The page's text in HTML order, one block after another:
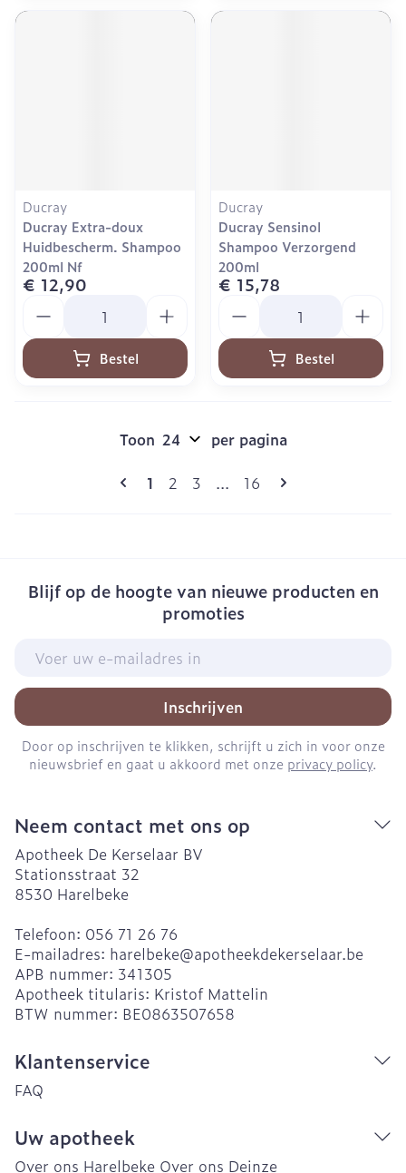
Ducray
Ducray Extra-doux
Huidbescherm. Shampoo
200ml Nf
€ 12,90
Bestel
Ducray
Ducray Sensinol
Shampoo Verzorgend
200ml
€ 15,78
Bestel
Pagina's
U lees momenteel pagina
1 Pagina
2 Pagina
3 ... Pagina
16
Toon per pagina
Blijf op de hoogte van nieuwe producten en
promoties
Inschrijven
Door op inschrijven te klikken, schrijft u zich in voor onze
nieuwsbrief en gaat u akkoord met onze privacy policy.
Neem contact met ons op
Apotheek De Kerselaar BV
Stationsstraat 32
8530 Harelbeke
Telefoon: 056 71 26 76
E-mailadres: harelbeke@apotheekdekerselaar.be
APB nummer: 341305
Apotheek titularis: Kristof Mattelin
BTW nummer: BE0863507658
Klantenservice
FAQ
Uw apotheek
Over ons Harelbeke Over ons Deinze